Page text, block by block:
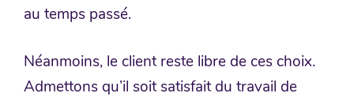
au temps passé.
Néanmoins, le client reste libre de ces choix.
Admettons qu’il soit satisfait du travail de